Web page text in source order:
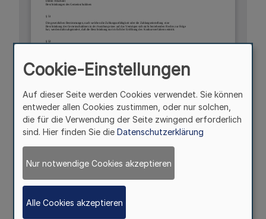
Cookie-Einstellungen
Auf dieser Seite werden Cookies verwendet. Sie können
entweder allen Cookies zustimmen, oder nur solchen,
die für die Verwendung der Seite zwingend erforderlich
sind. Hier finden Sie die Datenschutzerklärung
Nur notwendige Cookies akzeptieren
Alle Cookies akzeptieren